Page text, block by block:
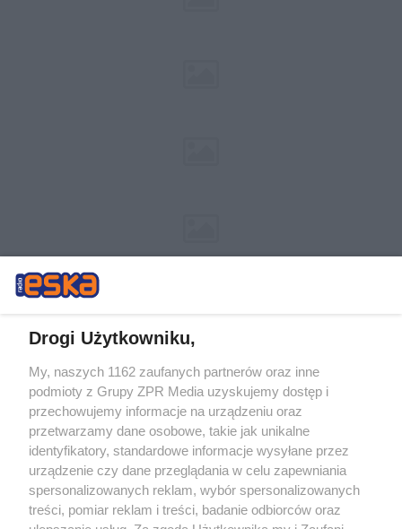
Żaden utwór zamieszczony w serwisie nie może być powielany i
rozpowszechniany lub dalej rozpowszechniany w jakikolwiek sposób (w
tym także elektroniczny lub mechaniczny) na jakimkolwiek polu
eksploatacji w jakiejkolwiek formie, włącznie z umieszczaniem w
Internecie bez pisemnej zgody właściciela praw. Jakiekolwiek użycie lub
wykorzystanie utworów w całości lub w części z naruszeniem prawa,
tzn. bez właściwej zgody, jest zabronione pod groźbą kary i może być
ścigane prawnie.
Drogi Użytkowniku,
My, naszych 1162 zaufanych partnerów oraz inne
podmioty z Grupy ZPR Media uzyskujemy dostęp i
przechowujemy informacje na urządzeniu oraz
przetwarzamy dane osobowe, takie jak unikalne
identyfikatory, standardowe informacje wysyłane przez
urządzenie czy dane przeglądania w celu zapewniania
spersonalizowanych reklam, wybór spersonalizowanych
treści, pomiar reklam i treści, badanie odbiorców oraz